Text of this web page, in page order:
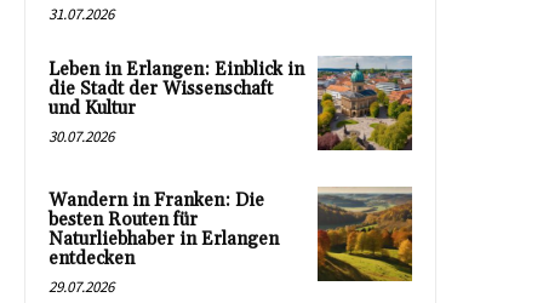
31.07.2026
Leben in Erlangen: Einblick in
die Stadt der Wissenschaft
und Kultur
30.07.2026
Wandern in Franken: Die
besten Routen für
Naturliebhaber in Erlangen
entdecken
29.07.2026